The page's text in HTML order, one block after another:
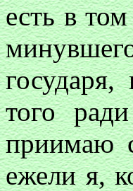
есть в
того
приимаю
ежели я,